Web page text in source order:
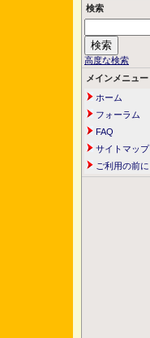
検索
高度な検索
メインメニュー
ホーム
フォーラム
FAQ
サイトマップ
ご利用の前に